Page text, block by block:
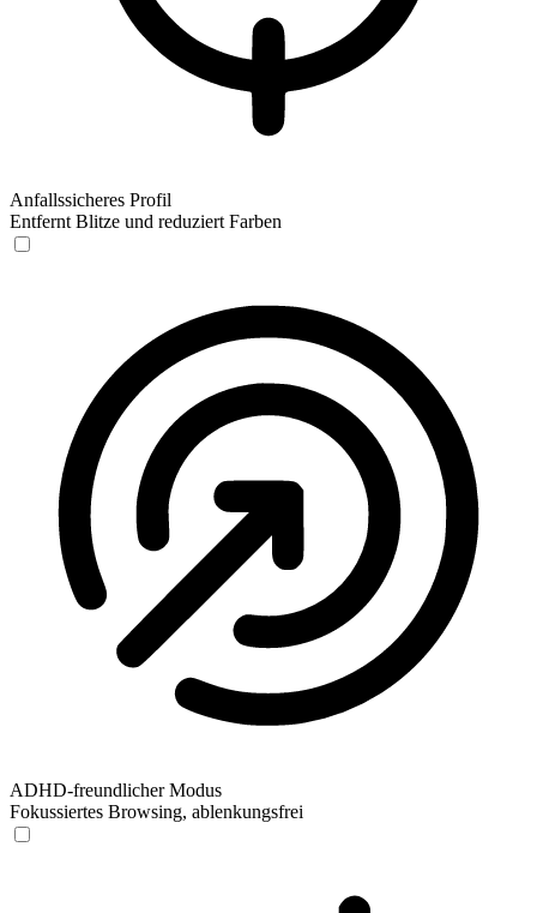
Anfallssicheres Profil
Entfernt Blitze und reduziert Farben
ADHD-freundlicher Modus
Fokussiertes Browsing, ablenkungsfrei